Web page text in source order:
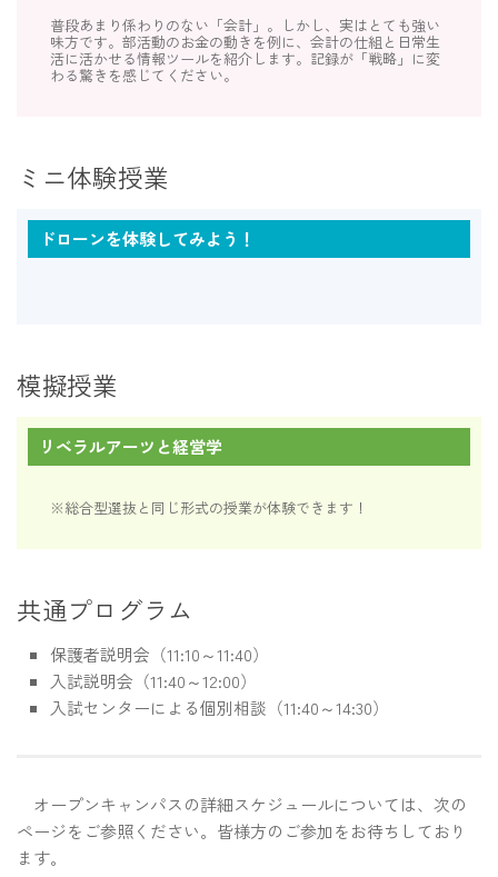
普段あまり係わりのない「会計」。しかし、実はとても強い
味方です。部活動のお金の動きを例に、会計の仕組と日常生
活に活かせる情報ツールを紹介します。記録が「戦略」に変
わる驚きを感じてください。
ミニ体験授業
ドローンを体験してみよう！
模擬授業
リベラルアーツと経営学
※総合型選抜と同じ形式の授業が体験できます！
共通プログラム
保護者説明会（11:10～11:40）
入試説明会（11:40～12:00）
入試センターによる個別相談（11:40～14:30）
オープンキャンパスの詳細スケジュールについては、次の
ページをご参照ください。皆様方のご参加をお待ちしており
ます。